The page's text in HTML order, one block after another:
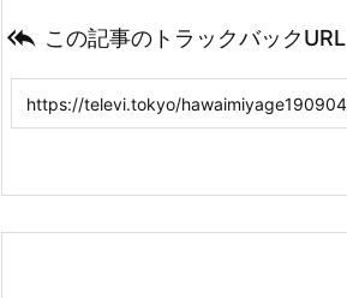
 この記事のトラックバックURL